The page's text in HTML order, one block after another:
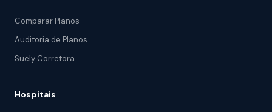
Comparar Planos
Auditoria de Planos
Suely Corretora
Hospitais